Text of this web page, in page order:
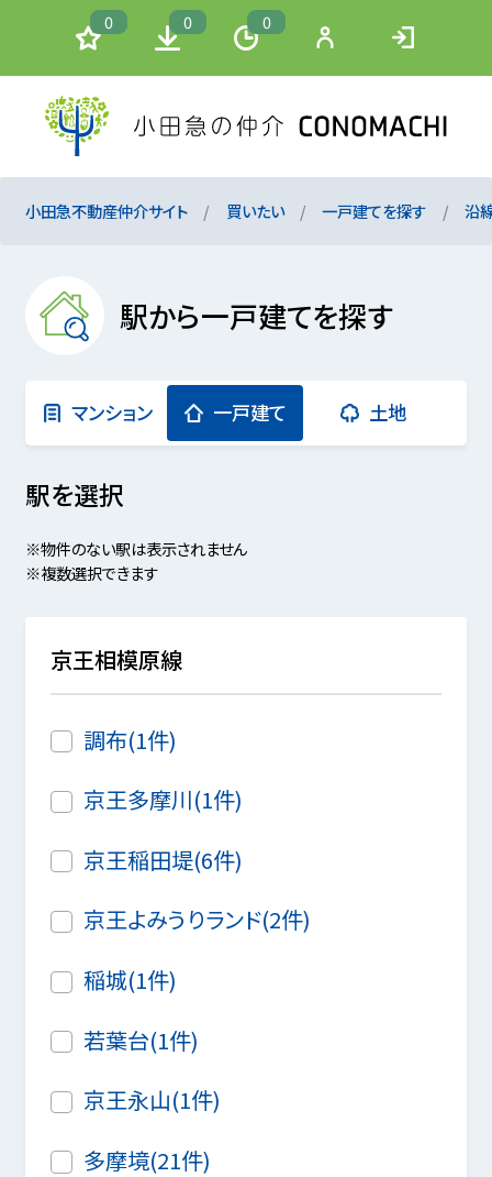
0 0 0
小田急不動産仲介サイト 買いたい 一戸建てを探す 沿
駅から一戸建てを探す
マンション 一戸建て 土地
駅を選択
※物件のない駅は表示されません
※複数選択できます
京王相模原線
調布(1件)
京王多摩川(1件)
京王稲田堤(6件)
京王よみうりランド(2件)
稲城(1件)
若葉台(1件)
京王永山(1件)
多摩境(21件)